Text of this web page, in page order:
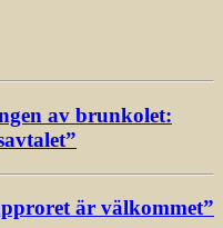
av brunkolet:
är välkommet”